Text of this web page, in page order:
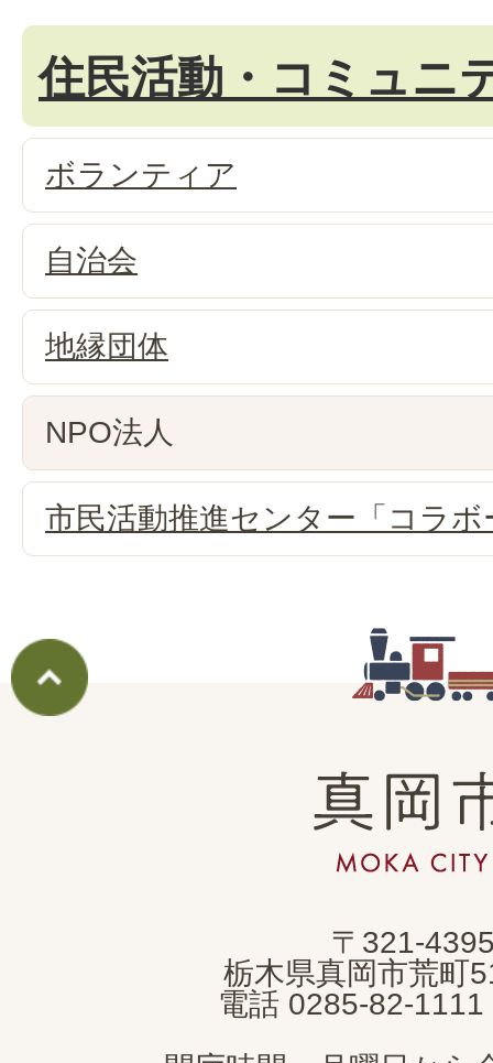
住民活動・コミュニ
ボランティア
自治会
地縁団体
NPO法人
市民活動推進センター「コラ
真
岡
市
CITY
〒321-
栃木県真岡市荒町
電話 0285-82-1111